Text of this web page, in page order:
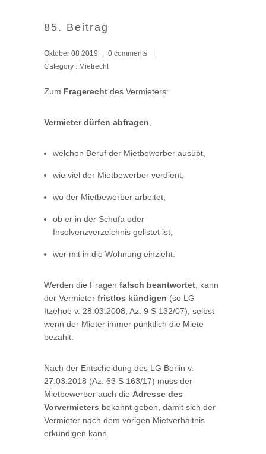
85. Beitrag
Oktober 08 2019 0 comments
Category : Mietrecht
Zum Fragerecht des Vermieters:
Vermieter dürfen abfragen,
welchen Beruf der Mietbewerber ausübt,
wie viel der Mietbewerber verdient,
wo der Mietbewerber arbeitet,
ob er in der Schufa oder
Insolvenzverzeichnis gelistet ist,
wer mit in die Wohnung einzieht.
Werden die Fragen falsch beantwortet, kann
der Vermieter fristlos kündigen (so LG
Itzehoe v. 28.03.2008, Az. 9 S 132/07), selbst
wenn der Mieter immer pünktlich die Miete
bezahlt.
Nach der Entscheidung des LG Berlin v.
27.03.2018 (Az. 63 S 163/17) muss der
Mietbewerber auch die Adresse des
Vorvermieters bekannt geben, damit sich der
Vermieter nach dem vorigen Mietverhältnis
erkundigen kann.